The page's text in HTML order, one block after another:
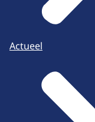
Actueel